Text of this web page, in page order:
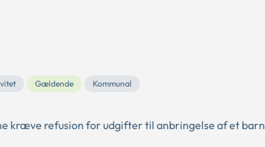
Gældende Kommunal
kræve refusion for udgifter til anbringelse af et barn